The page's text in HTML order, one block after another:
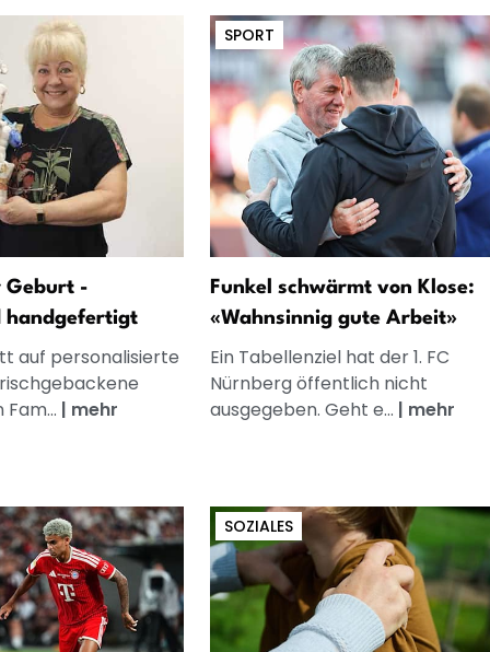
Geburt -
handgefertigt
auf personalisierte
| mehr
SPORT
Funkel schwärmt von Klose:
«Wahnsinnig gute Arbeit»
Ein Tabellenziel hat der 1. FC
Nürnberg öffentlich nicht
ausgegeben. Geht e... | mehr
SOZIALES